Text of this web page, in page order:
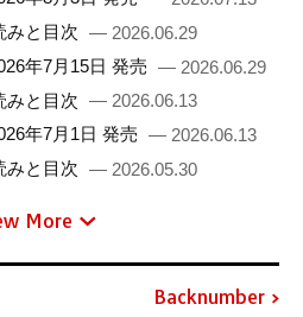
みと目次 — 2026.06.29
年7月15日 発売 — 2026.06.29
みと目次 — 2026.06.13
年7月1日 発売 — 2026.06.13
みと目次 — 2026.05.30
More
Backnumber